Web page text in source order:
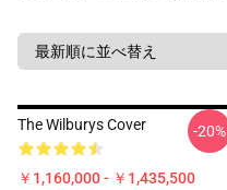
The Wilburys Cover
￥1,160,000 - ￥1,435,500
-20%